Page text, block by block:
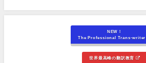
NEW！
The Professional Trans-writer
世界最高峰の翻訳教育